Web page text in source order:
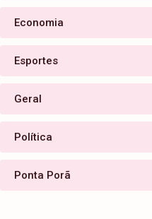
Economia
Esportes
Geral
Política
Ponta Porã